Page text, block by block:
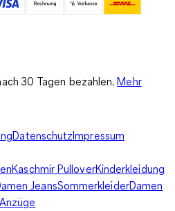
30 Tagen bezahlen. Mehr
DatenschutzImpressum
Kaschmir PulloverKinderkleidung
JeansSommerkleiderDamen